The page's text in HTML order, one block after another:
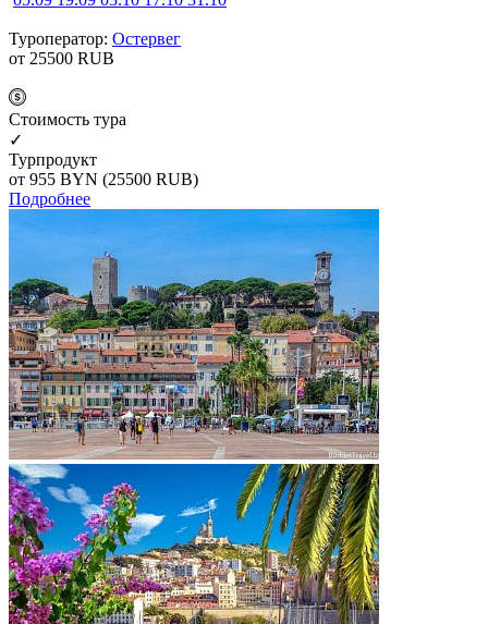
Туроператор: Остервег
от 25500 RUB
Cтоимость тура
✓
Турпродукт
от 955 BYN (25500 RUB)
Подробнее